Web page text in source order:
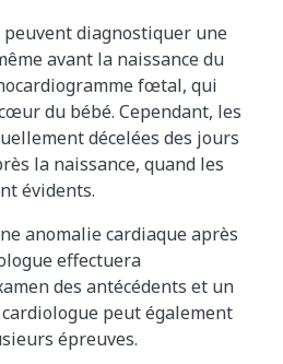
peuvent diagnostiquer une
avant la naissance du
fœtal, qui
du bébé. Cependant, les
décelées des jours
la naissance, quand les
évidents.
anomalie cardiaque après
effectuera
des antécédents et un
peut également
épreuves.